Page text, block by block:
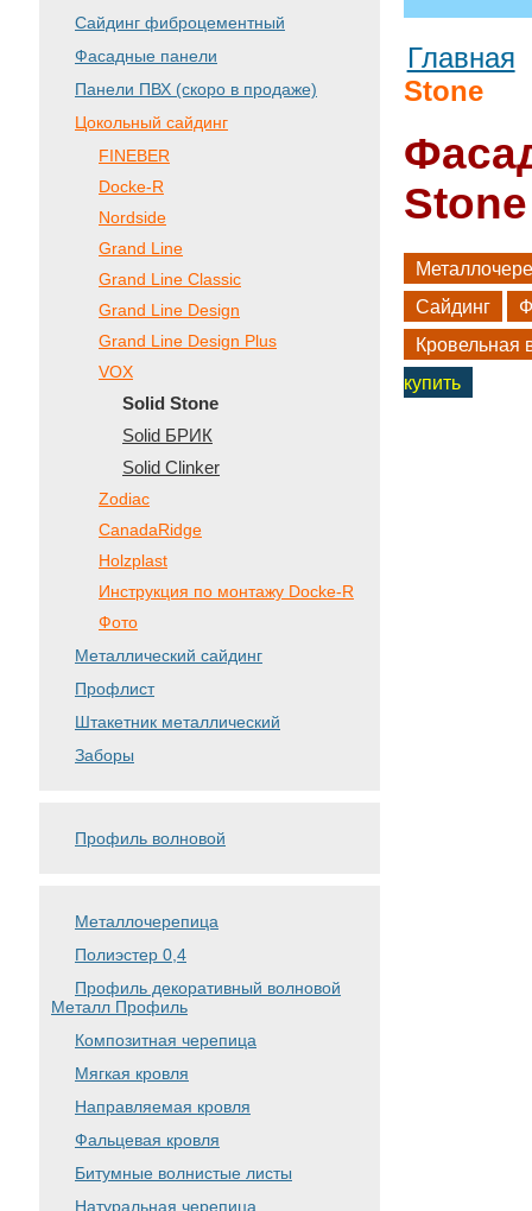
Сайдинг фиброцементный
Фасадные панели
Панели ПВХ (скоро в продаже)
Цокольный сайдинг
FINEBER
Docke-R
Nordside
Grand Line
Grand Line Classic
Grand Line Design
Grand Line Design Plus
VOX
Solid Stone
Solid БРИК
Solid Clinker
Zodiac
CanadaRidge
Holzplast
Инструкция по монтажу Docke-R
Фото
Металлический сайдинг
Профлист
Штакетник металлический
Заборы
Профиль волновой
Металлочерепица
Полиэстер 0,4
Профиль декоративный волновой
Металл Профиль
Композитная черепица
Мягкая кровля
Направляемая кровля
Фальцевая кровля
Битумные волнистые листы
Натуральная черепица
Главная
Stone
Stone
Сайдинг
Кровельная
купить